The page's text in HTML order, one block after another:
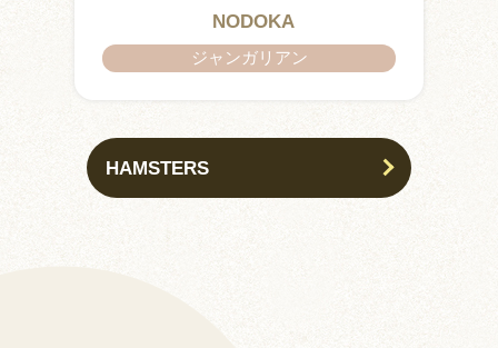
KURIMARU
NODOKA
ジャンガリアン
CHITOSE
ジャンガリアン
CHATARO
IZUMO & OKUNI
ARARE
KISUKE
HAMSTERS